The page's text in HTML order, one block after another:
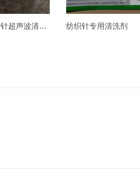
纬编织针，纺织针，舌针超声波清洗机 纺织针专用清洗剂